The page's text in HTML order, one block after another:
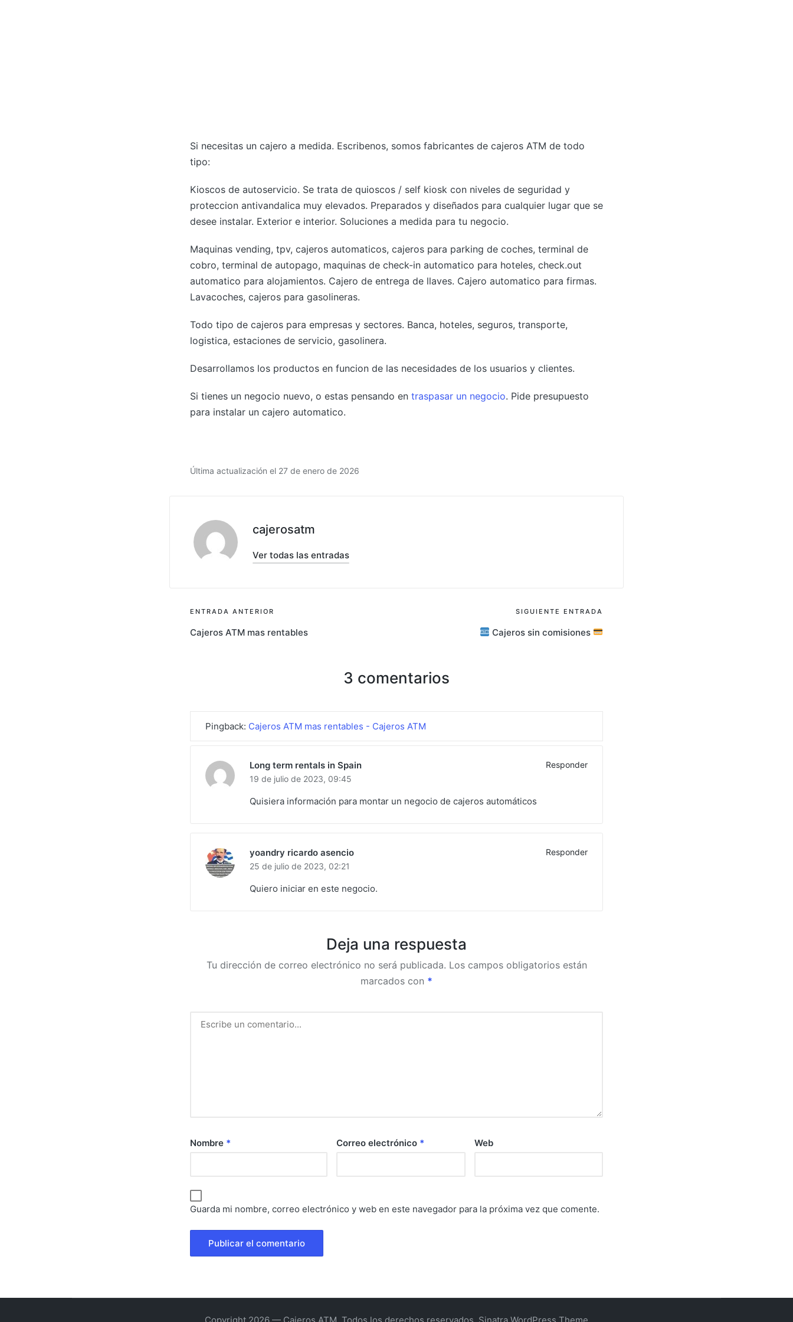
Si necesitas un cajero a medida. Escribenos, somos fabricantes de cajeros ATM de todo
tipo:
Kioscos de autoservicio. Se trata de quioscos / self kiosk con niveles de seguridad y
proteccion antivandalica muy elevados. Preparados y diseñados para cualquier lugar que se
desee instalar. Exterior e interior. Soluciones a medida para tu negocio.
Maquinas vending, tpv, cajeros automaticos, cajeros para parking de coches, terminal de
cobro, terminal de autopago, maquinas de check-in automatico para hoteles, check.out
automatico para alojamientos. Cajero de entrega de llaves. Cajero automatico para firmas.
Lavacoches, cajeros para gasolineras.
Todo tipo de cajeros para empresas y sectores. Banca, hoteles, seguros, transporte,
logistica, estaciones de servicio, gasolinera.
Desarrollamos los productos en funcion de las necesidades de los usuarios y clientes.
Si tienes un negocio nuevo, o estas pensando en traspasar un negocio. Pide presupuesto
para instalar un cajero automatico.
Última actualización el 27 de enero de 2026
cajerosatm
Ver todas las entradas
Navegación
de
ENTRADA ANTERIOR
Cajeros ATM mas rentables
SIGUIENTE ENTRADA
Cajeros sin comisiones
3 comentarios
Pingback: Cajeros ATM mas rentables - Cajeros ATM
Long term rentals in Spain
Responder
19 de julio de 2023, 09:45
Quisiera información para montar un negocio de cajeros automáticos
yoandry ricardo asencio
Responder
25 de julio de 2023, 02:21
Quiero iniciar en este negocio.
Deja una respuesta
Tu dirección de correo electrónico no será publicada. Los campos obligatorios están
marcados con *
Nombre * Correo electrónico * Web
Guarda mi nombre, correo electrónico y web en este navegador para la próxima vez que comente.
Copyright 2026 — Cajeros ATM. Todos los derechos reservados. Sinatra WordPress Theme